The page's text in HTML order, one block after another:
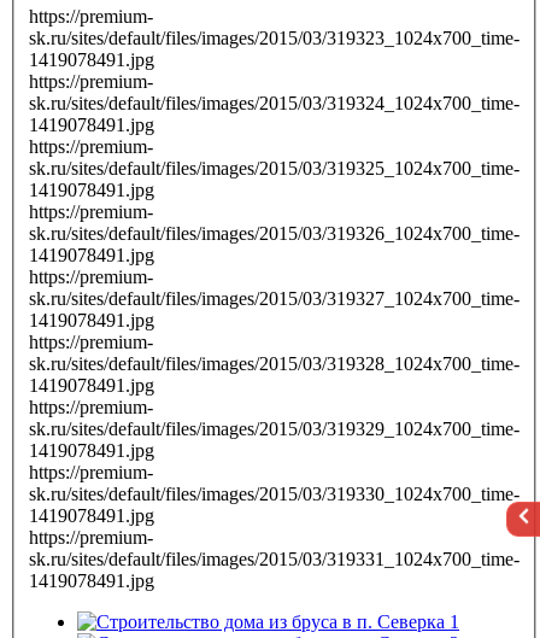
Tabs
https://premium-
sk.ru/sites/default/files/images/2015/03/319323_1024x700_time-
1419078491.jpg
https://premium-
sk.ru/sites/default/files/images/2015/03/319324_1024x700_time-
1419078491.jpg
https://premium-
sk.ru/sites/default/files/images/2015/03/319325_1024x700_time-
1419078491.jpg
https://premium-
sk.ru/sites/default/files/images/2015/03/319326_1024x700_time-
1419078491.jpg
https://premium-
sk.ru/sites/default/files/images/2015/03/319327_1024x700_time-
1419078491.jpg
https://premium-
sk.ru/sites/default/files/images/2015/03/319328_1024x700_time-
1419078491.jpg
https://premium-
sk.ru/sites/default/files/images/2015/03/319329_1024x700_time-
1419078491.jpg
https://premium-
sk.ru/sites/default/files/images/2015/03/319330_1024x700_time-
1419078491.jpg
https://premium-
sk.ru/sites/default/files/images/2015/03/319331_1024x700_time-
1419078491.jpg